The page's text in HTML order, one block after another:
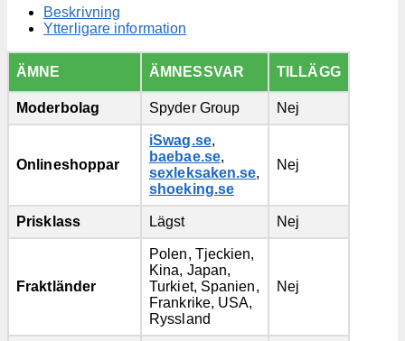
Beskrivning
Ytterligare information
ÄMNE ÄMNESSVAR TILLÄGG
Moderbolag Spyder Group Nej
Onlineshoppar
iSwag.se,
baebae.se,
sexleksaken.se,
shoeking.se
Nej
Prisklass Lägst Nej
Fraktländer
Polen, Tjeckien,
Kina, Japan,
Turkiet, Spanien,
Frankrike, USA,
Ryssland
Nej